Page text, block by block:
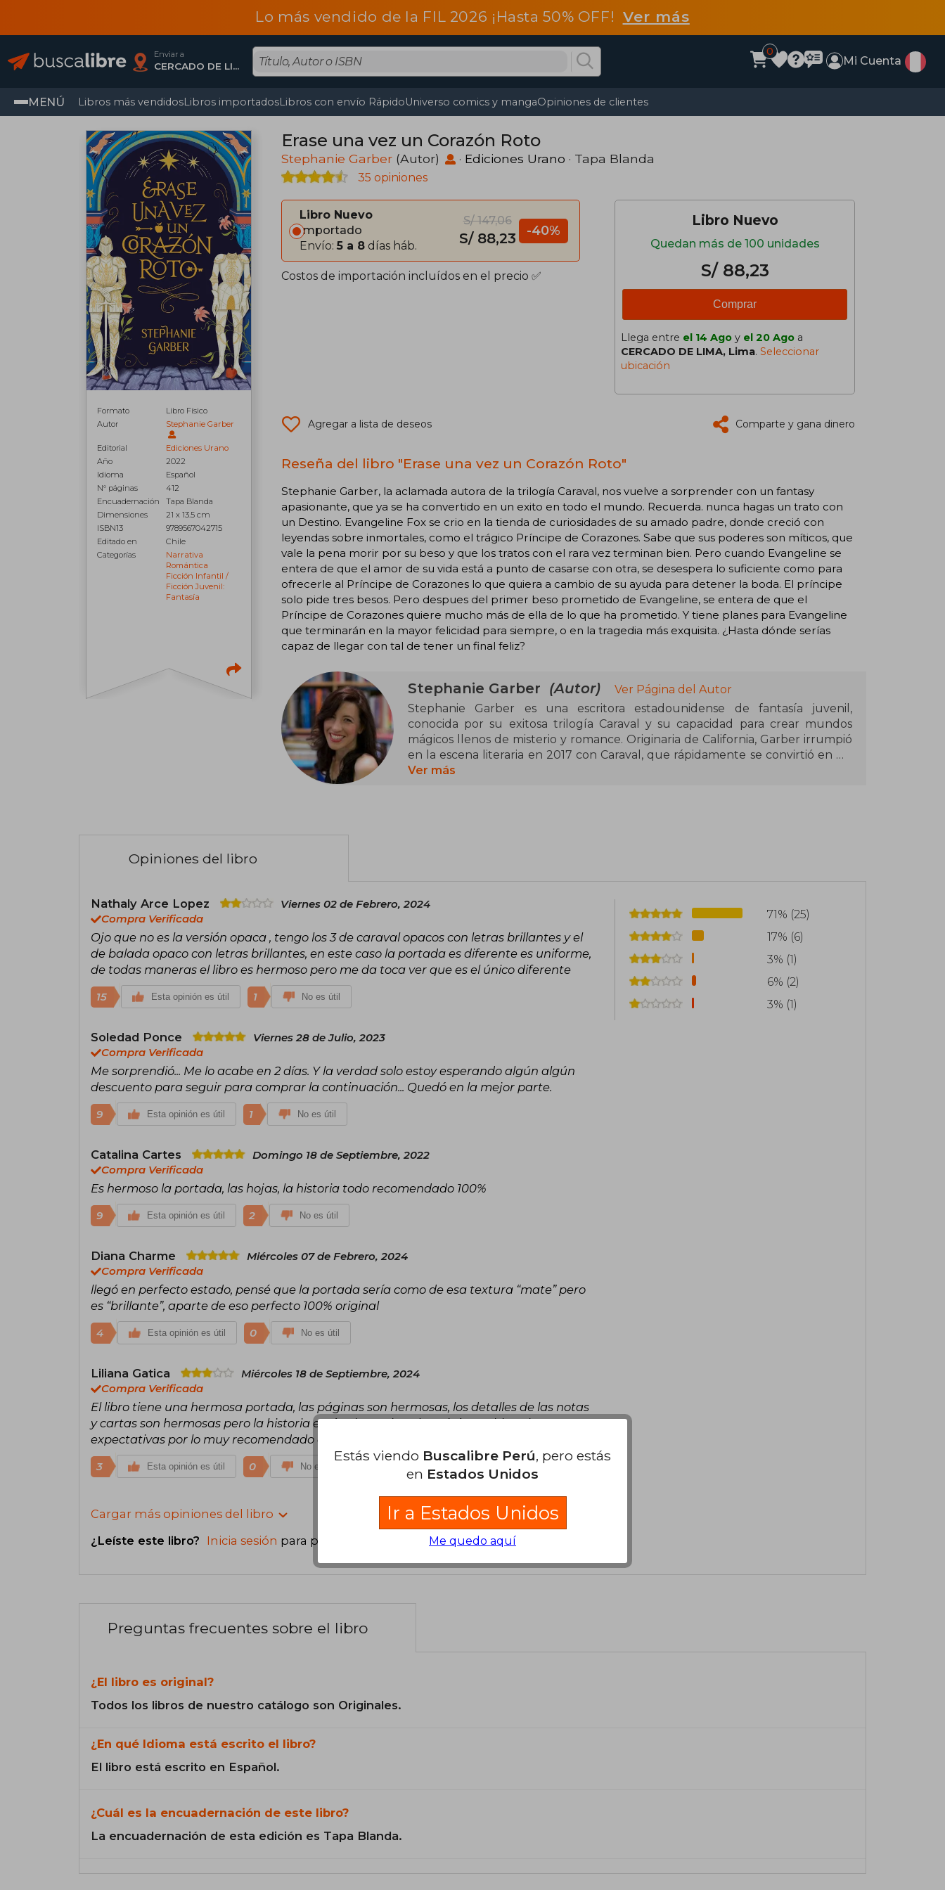
Lo más vendido de la FIL 2026 ¡Hasta 50% OFF! Ver más
Enviar a
CERCADO DE LIMA, Lima
0
Mi Cuenta
MENÚ Libros más vendidosLibros importadosLibros con envío RápidoUniverso comics y mangaOpiniones de clientes
Formato
Libro Físico
Autor
Stephanie Garber
Editorial
Ediciones Urano
Año
2022
Idioma
Español
N° páginas
412
Encuadernación
Tapa Blanda
Dimensiones
21 x 13.5 cm
ISBN13
9789567042715
Editado en
Chile
Categorías
Narrativa
Romántica
Ficción Infantil /
Ficción Juvenil:
Fantasía
Erase una vez un Corazón Roto
Stephanie Garber (Autor) · Ediciones Urano · Tapa Blanda
35 opiniones
Libro Nuevo
Importado
Envío: 5 a 8 días háb.
S/ 147,06
S/ 88,23 -40%
Costos de importación incluídos en el precio ✅
Libro Nuevo
Quedan más de 100 unidades
S/ 88,23
Comprar
Llega entre el 14 Ago y el 20 Ago a
CERCADO DE LIMA, Lima. Seleccionar
ubicación
Agregar a lista de deseos Comparte y gana dinero
Reseña del libro "Erase una vez un Corazón Roto"
Stephanie Garber, la aclamada autora de la trilogía Caraval, nos vuelve a sorprender con un fantasy
apasionante, que ya se ha convertido en un exito en todo el mundo. Recuerda. nunca hagas un trato con
un Destino. Evangeline Fox se crio en la tienda de curiosidades de su amado padre, donde creció con
leyendas sobre inmortales, como el trágico Príncipe de Corazones. Sabe que sus poderes son míticos, que
vale la pena morir por su beso y que los tratos con el rara vez terminan bien. Pero cuando Evangeline se
entera de que el amor de su vida está a punto de casarse con otra, se desespera lo suficiente como para
ofrecerle al Príncipe de Corazones lo que quiera a cambio de su ayuda para detener la boda. El príncipe
solo pide tres besos. Pero despues del primer beso prometido de Evangeline, se entera de que el
Príncipe de Corazones quiere mucho más de ella de lo que ha prometido. Y tiene planes para Evangeline
que terminarán en la mayor felicidad para siempre, o en la tragedia más exquisita. ¿Hasta dónde serías
capaz de llegar con tal de tener un final feliz?
Stephanie Garber (Autor)
Ver Página del Autor
Stephanie Garber es una escritora estadounidense de fantasía juvenil,
conocida por su exitosa trilogía Caraval y su capacidad para crear mundos
mágicos llenos de misterio y romance. Originaria de California, Garber irrumpió
en la escena literaria en 2017 con Caraval, que rápidamente se convirtió en un
bestseller internacional. La serie continuó con Legendary y Finale,
historias que inspiran y transportan a los lectores a mundos llenos de magia y
Ver más
Opiniones del libro
Nathaly Arce Lopez
Viernes 02 de Febrero, 2024
Compra Verificada
Ojo que no es la versión opaca , tengo los 3 de caraval opacos con letras brillantes y el
de balada opaco con letras brillantes, en este caso la portada es diferente es uniforme,
de todas maneras el libro es hermoso pero me da toca ver que es el único diferente
15 Esta opinión es útil 1 No es útil
Soledad Ponce
Viernes 28 de Julio, 2023
Compra Verificada
Me sorprendió... Me lo acabe en 2 días. Y la verdad solo estoy esperando algún algún
descuento para seguir para comprar la continuación... Quedó en la mejor parte.
9 Esta opinión es útil 1 No es útil
Catalina Cartes
Domingo 18 de Septiembre, 2022
Compra Verificada
Es hermoso la portada, las hojas, la historia todo recomendado 100%
9 Esta opinión es útil 2 No es útil
Diana Charme
Miércoles 07 de Febrero, 2024
Compra Verificada
llegó en perfecto estado, pensé que la portada sería como de esa textura “mate” pero
es “brillante”, aparte de eso perfecto 100% original
4 Esta opinión es útil 0 No es útil
Liliana Gatica
Miércoles 18 de Septiembre, 2024
Compra Verificada
El libro tiene una hermosa portada, las páginas son hermosas, los detalles de las notas
y cartas son hermosas pero la historia está sobre valorada quizás me hice altas
expectativas por lo muy recomendado que estaba
3 Esta opinión es útil 0 No es útil
Cargar más opiniones del libro
¿Leíste este libro? Inicia sesión para poder agregar tu propia evaluación
71% (25)
17% (6)
3% (1)
6% (2)
3% (1)
Preguntas frecuentes sobre el libro
¿El libro es original?
Todos los libros de nuestro catálogo son Originales.
¿En qué Idioma está escrito el libro?
El libro está escrito en Español.
¿Cuál es la encuadernación de este libro?
La encuadernación de esta edición es Tapa Blanda.
Estás viendo Buscalibre Perú, pero estás
en Estados Unidos
Ir a Estados Unidos
Me quedo aquí